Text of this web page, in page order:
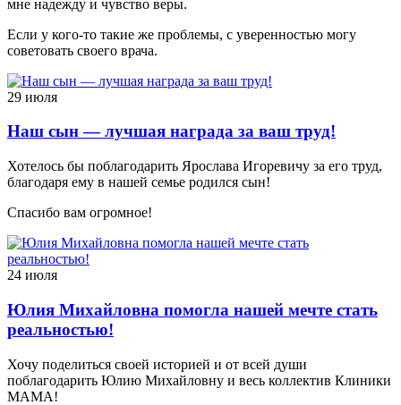
мне надежду и чувство веры.
Если у кого-то такие же проблемы, с уверенностью могу
советовать своего врача.
29 июля
Наш сын — лучшая награда за ваш труд!
Хотелось бы поблагодарить Ярослава Игоревичу за его труд,
благодаря ему в нашей семье родился сын!
Спасибо вам огромное!
24 июля
Юлия Михайловна помогла нашей мечте стать
реальностью!
Хочу поделиться своей историей и от всей души
поблагодарить Юлию Михайловну и весь коллектив Клиники
МАМА!